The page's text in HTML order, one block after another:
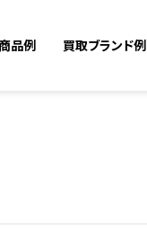
品例 買取ブランド例